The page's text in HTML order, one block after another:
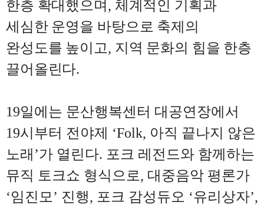
한층 확대했으며 , 체계적인 기획과
세심한 운영을 바탕으로 축제의
완성도를 높이고, 지역 문화의 힘을 한층
끌어올린다.
19일에는 문산행복센터 대공연장에서
19시부터 전야제 ‘Folk, 아직 끝나지 않은
노래 ’가 열린다. 포크 레전드와 함께하는
뮤직 토크쇼 형식으로, 대중음악 평론가
‘임진모 ’ 진행, 포크 감성듀오 ‘유리상자’,